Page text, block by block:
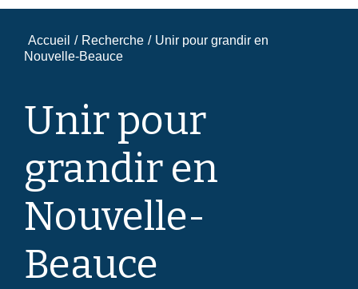
Accueil / Recherche / Unir pour grandir en
Nouvelle-Beauce
Unir pour
grandir en
Nouvelle-
Beauce